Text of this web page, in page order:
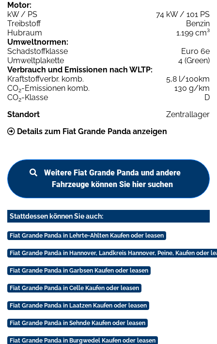
Motor:
kW / PS
74 kW / 101 PS
Treibstoff
Benzin
Hubraum
1.199 cm³
Umweltnormen:
Schadstoffklasse
Euro 6e
Umweltplakette
4 (Green)
Verbrauch und Emissionen nach WLTP:
Kraftstoffverbr. komb.
5,8 l/100km
CO2-Emissionen komb.
130 g/km
CO2-Klasse
D
Standort
Zentrallager
Details zum Fiat Grande Panda anzeigen
Weitere Fiat Grande Panda und andere
Fahrzeuge können Sie hier suchen
Stattdessen können Sie auch:
Fiat Grande Panda in Lehrte-Ahlten Kaufen oder leasen
Fiat Grande Panda in Hannover, Landkreis Hannover, Peine, Kaufen oder
Fiat Grande Panda in Garbsen Kaufen oder leasen
Fiat Grande Panda in Celle Kaufen oder leasen
Fiat Grande Panda in Laatzen Kaufen oder leasen
Fiat Grande Panda in Sehnde Kaufen oder leasen
Fiat Grande Panda in Burgwedel Kaufen oder leasen